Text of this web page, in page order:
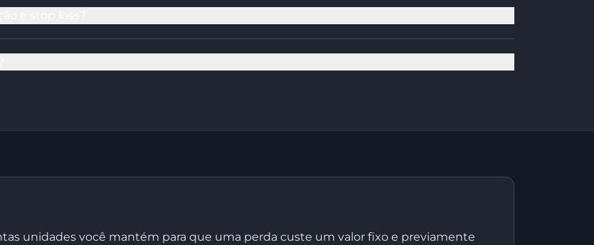
unidades você mantém para que uma perda custe um valor fixo e previamente